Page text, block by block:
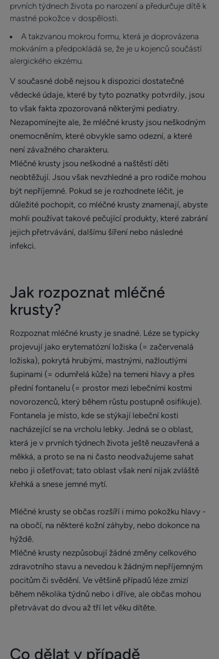
prvních týdnech života po narození a předurčuje dítě k
mastné pokožce v dospělosti.
A takzvanou mokrou formu, která je doprovázena
mokváním a předpokládá se, že je u kojenců součástí
alergického ekzému.
V současné době nejsou k dispozici dostatečné
vědecké údaje, které by tyto poznatky potvrdily, jsou
to však fakta zpozorovaná některými pediatry.
Nezapomínejte ale, že mléčné krusty jsou neškodným
onemocněním, které obvykle samo odezní, a které
není závažného charakteru.
Mléčné krusty jsou neškodné a naštěstí děti
neobtěžují. Jsou však nevzhledné a pro rodiče mohou
být nepříjemné. Pokud se je rozhodnete léčit, je
důležité pochopit, co mléčné krusty znamenají, abyste
mohli používat takové pečující produkty, které zabrání
jejich přetrvávání, dalšímu šíření nebo následné
infekci.
Jak rozpoznat mléčné
krusty?
Rozpoznat mléčné krusty je snadné. Léze se typicky
projevují jako erytematózní ložiska (= začervenalá
ložiska), pokrytá hrubými, mastnými, nažloutlými
šupinami (= odumřelá kůže) na temeni hlavy a přes
přední fontanelu (= prostor mezi lebečními kostmi
novorozenců, který během růstu postupně osifikuje).
Fontanela je místo, kde se stýkají lebeční kosti
nacházející se na vrcholu lebky. Jedná se o oblast,
která je v prvních týdnech života ještě neuzavřená a
měkká, a proto se na ni často neodvažujeme sahat
nebo ji ošetřovat; tato oblast však není nijak zvláště
křehká a snese jemné mytí.
Mléčné krusty se občas rozšíří i mimo pokožku hlavy -
na obočí, na některé kožní záhyby, nebo dokonce na
hýždě.
Mléčné krusty nezpůsobují žádné změny celkového
zdravotního stavu a nevedou k žádným nepříjemným
pocitům či svědění. Ve většině případů léze zmizí
během několika týdnů nebo i dříve, ale občas mohou
přetrvávat do dvou až tří let věku dítěte.
Co dělat v případě